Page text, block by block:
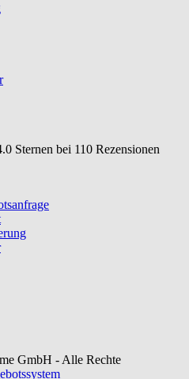
Sternen bei 110 Rezensionen
GmbH - Alle Rechte